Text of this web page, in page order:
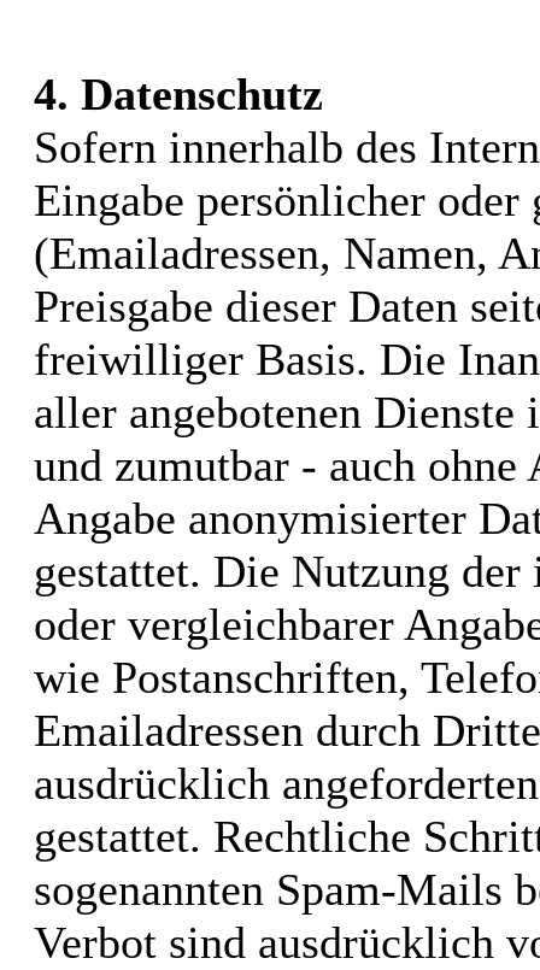
4. Datenschutz
Sofern innerhalb des
Eingabe persönlicher
(Emailadressen, Namen,
Preisgabe dieser Daten
freiwilliger Basis. Die
aller angebotenen
und zumutbar - auch ohne
Angabe anonymisierter
gestattet. Die Nutzung der
oder vergleichbarer
wie Postanschriften,
Emailadressen durch
ausdrücklich
gestattet. Rechtliche
sogenannten Spam-Mails
Verbot sind ausdrücklich